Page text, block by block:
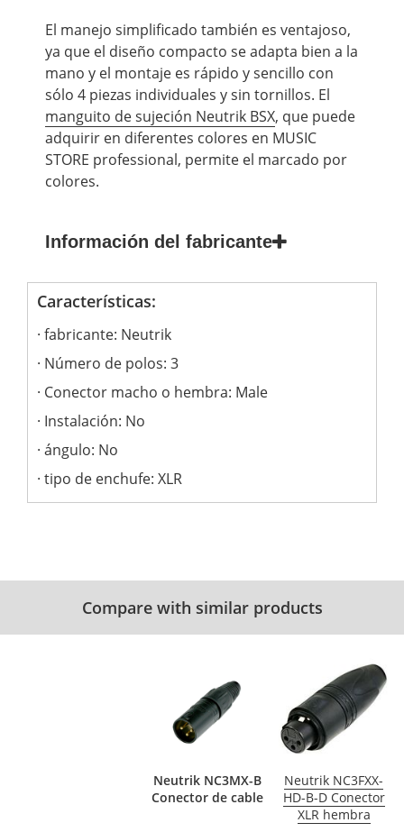
El manejo simplificado también es ventajoso,
ya que el diseño compacto se adapta bien a la
mano y el montaje es rápido y sencillo con
sólo 4 piezas individuales y sin tornillos. El
manguito de sujeción Neutrik BSX, que puede
adquirir en diferentes colores en MUSIC
STORE professional, permite el marcado por
colores.
Información del fabricante
Características:
fabricante: Neutrik
Número de polos: 3
Conector macho o hembra: Male
Instalación: No
ángulo: No
tipo de enchufe: XLR
Compare with similar products
Neutrik NC3MX-B
Conector de cable
Neutrik NC3FXX-
HD-B-D Conector
XLR hembra